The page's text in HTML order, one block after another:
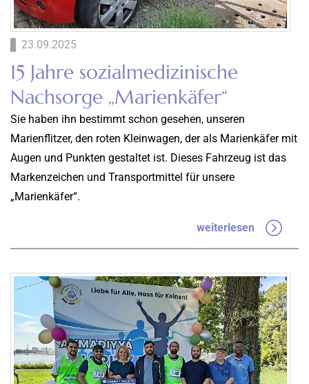
23.09.2025
15 Jahre sozialmedizinische
Nachsorge „Marienkäfer“
Sie haben ihn bestimmt schon gesehen, unseren
Marienflitzer, den roten Kleinwagen, der als Marienkäfer mit
Augen und Punkten gestaltet ist. Dieses Fahrzeug ist das
Markenzeichen und Transportmittel für unsere
„Marienkäfer“.
weiterlesen